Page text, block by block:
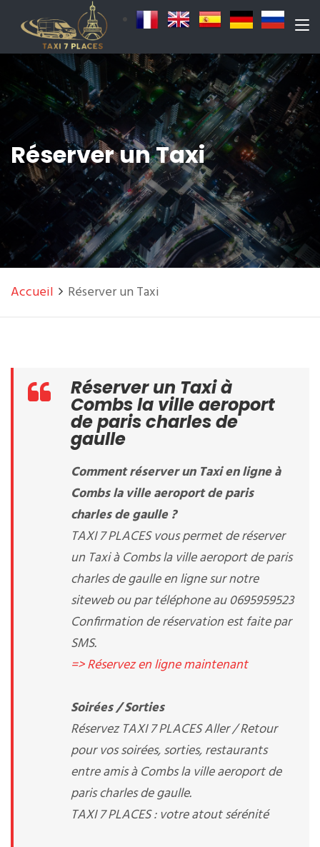
Réserver un Taxi
Accueil Réserver un Taxi
Réserver un Taxi à
Combs la ville aeroport
de paris charles de
gaulle
Comment réserver un Taxi en ligne à
Combs la ville aeroport de paris
charles de gaulle ?
TAXI 7 PLACES vous permet de réserver
un Taxi à Combs la ville aeroport de paris
charles de gaulle en ligne sur notre
siteweb ou par téléphone au 0695959523
Confirmation de réservation est faite par
SMS.
=> Réservez en ligne maintenant
Soirées / Sorties
Réservez TAXI 7 PLACES Aller / Retour
pour vos soirées, sorties, restaurants
entre amis à Combs la ville aeroport de
paris charles de gaulle.
TAXI 7 PLACES : votre atout sérénité